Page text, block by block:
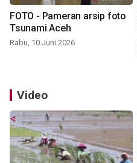
FOTO - Pameran arsip foto
Tsunami Aceh
Rabu, 10 Juni 2026
Video